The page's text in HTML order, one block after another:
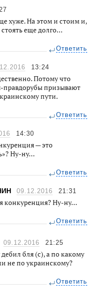
хуже. На этом и стоим и,
еще долго…
Ответить
13:24
Потому что
призывают
пути.
Ответить
14:30
— это
Ну-ну…
Ответить
09.12.2016 21:31
конкуренция? Ну-ну…
Ответить
09.12.2016 21:25
бля (с), а по какому
не по украинскому?
Ответить